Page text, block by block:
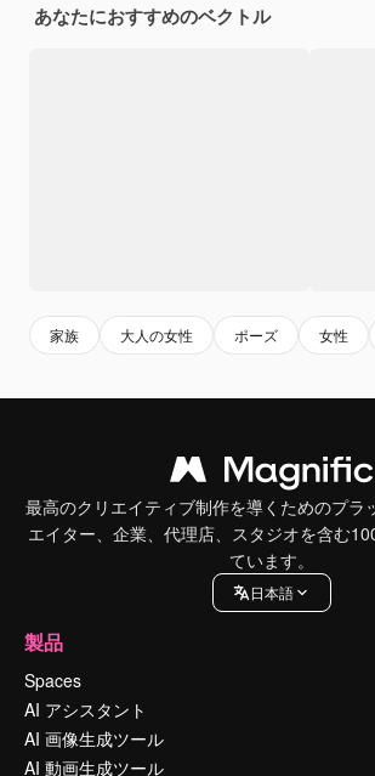
あなたにおすすめのベクトル
家族 大人の女性 ポーズ 女性
最高のクリエイティブ制作を導くためのプラ
エイター、企業、代理店、スタジオを含む
ています。
日本語
製品
Spaces
AI アシスタント
AI 画像生成ツール
AI 動画生成ツール